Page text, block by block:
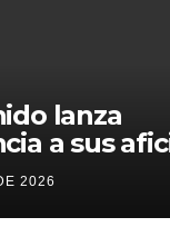
lanza
a sus
vs
en el
2026